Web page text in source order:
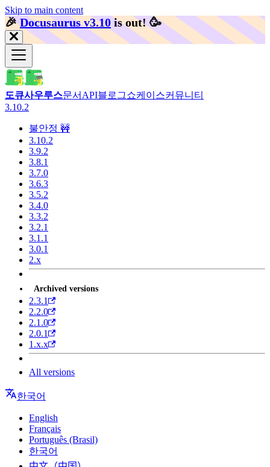
Skip to main content
🎉️Docusaurus v3.10 is out! 🥳️
도큐사우루스문서 API블로그쇼케이스커뮤니티
3.10.2
불안정 🚧
3.10.2
3.9.2
3.8.1
3.7.0
3.6.3
3.5.2
3.4.0
3.3.2
3.2.1
3.1.1
3.0.1
2.x
Archived versions
2.3.1
2.2.0
2.1.0
2.0.1
1.x.x
All versions
한국어
English
Français
Português (Brasil)
한국어